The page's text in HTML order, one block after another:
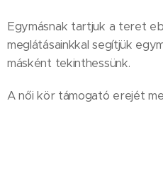
Egymásnak tartjuk a teret
meglátásainkkal segítjük
másként tekinthessünk.
A női kör támogató erejét